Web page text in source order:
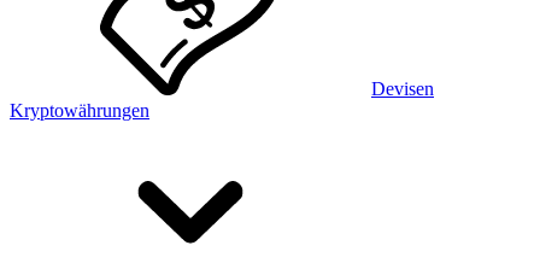
Devisen
Kryptowährungen